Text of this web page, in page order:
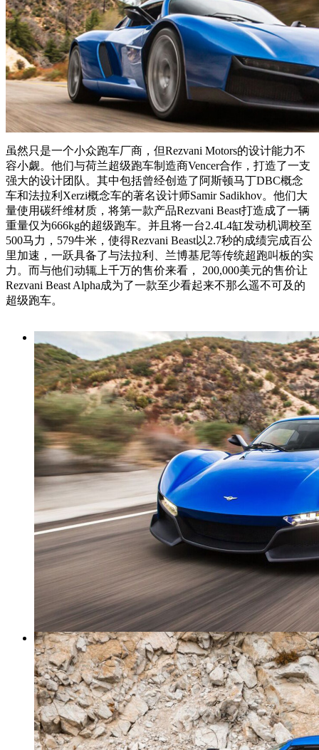
虽然只是一个小众跑车厂商，但Rezvani Motors的设计能力不
容小觑。他们与荷兰超级跑车制造商Vencer合作，打造了一支
强大的设计团队。其中包括曾经创造了阿斯顿马丁DBC概念
车和法拉利Xerzi概念车的著名设计师Samir Sadikhov。他们大
量使用碳纤维材质，将第一款产品Rezvani Beast打造成了一辆
重量仅为666kg的超级跑车。并且将一台2.4L4缸发动机调校至
500马力，579牛米，使得Rezvani Beast以2.7秒的成绩完成百公
里加速，一跃具备了与法拉利、兰博基尼等传统超跑叫板的实
力。而与他们动辄上千万的售价来看， 200,000美元的售价让
Rezvani Beast Alpha成为了一款至少看起来不那么遥不可及的
超级跑车。